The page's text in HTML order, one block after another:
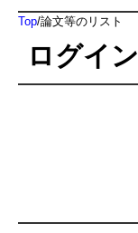
Top/論文等のリスト
ログイン